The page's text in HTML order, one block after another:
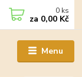
Menu
0 ks
za 0,00 Kč